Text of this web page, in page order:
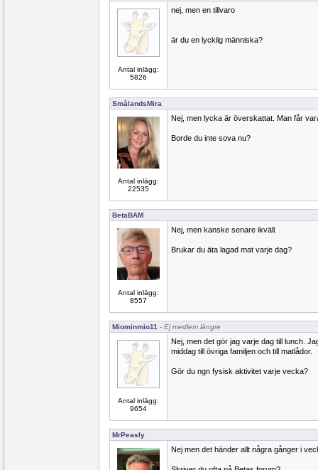
Antal inlägg:
5826
nej, men en tillvaro
är du en lycklig människa?
SmålandsMira
Antal inlägg:
22535
Nej, men lycka är överskattat. Man får
Borde du inte sova nu?
BetaBAM
Antal inlägg:
8557
Nej, men kanske senare ikväll.
Brukar du äta lagad mat varje dag?
Miominmio11 - Ej medlem längre
Antal inlägg:
9654
Nej, men det gör jag varje dag till lunch.
middag till övriga familjen och till matlådor.
Gör du ngn fysisk aktivitet varje vecka?
MrPeasly
Nej men det händer allt några gånger i